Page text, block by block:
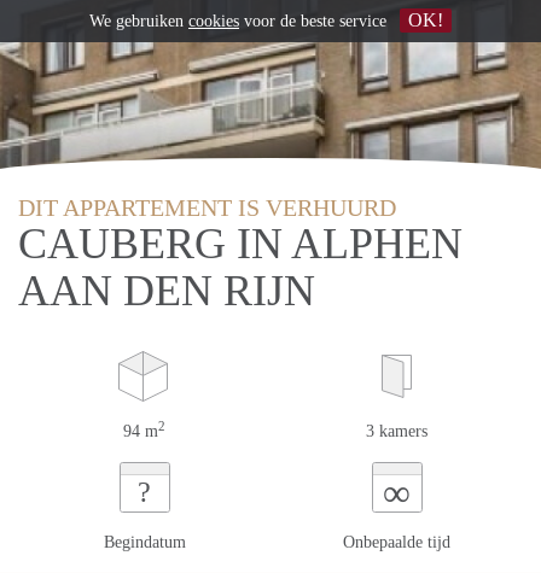
DIT APPARTEMENT IS VERHUURD
CAUBERG IN ALPHEN
AAN DEN RIJN
94 m2 3 kamers
?
Begindatum
∞
Onbepaalde tijd
We gebruiken cookies voor de beste service OK!